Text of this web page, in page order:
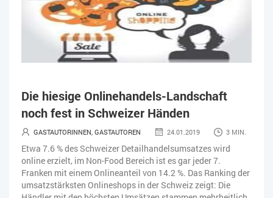
Die hiesige Onlinehandels-Landschaft
noch fest in Schweizer Händen
GASTAUTORINNEN, GASTAUTOREN 24.01.2019 3 MIN.
Etwa 7.6 % des Schweizer Detailhandelsumsatzes wird
online erzielt, im Non-Food Bereich ist es gar jeder 7.
Franken mit einem Onlineanteil von 14.2 %. Das Ranking der
umsatzstärksten Onlineshops in der Schweiz zeigt: Die